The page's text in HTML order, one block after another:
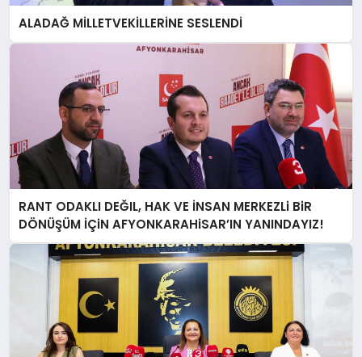
ALADAĞ MİLLETVEKİLLERİNE SESLENDİ
RANT ODAKLI DEĞIL, HAK VE İNSAN MERKEZLi BiR
DÖNÜŞÜM İÇiN AFYONKARAHiSAR’IN YANINDAYIZ!